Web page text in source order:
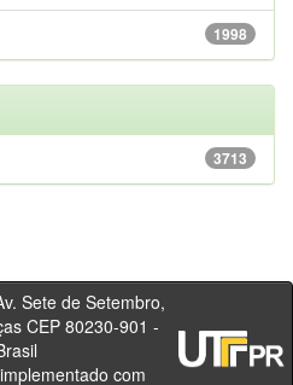
1998
3713
Setembro,
CEP 80230-901 -
PR - Brasil
com